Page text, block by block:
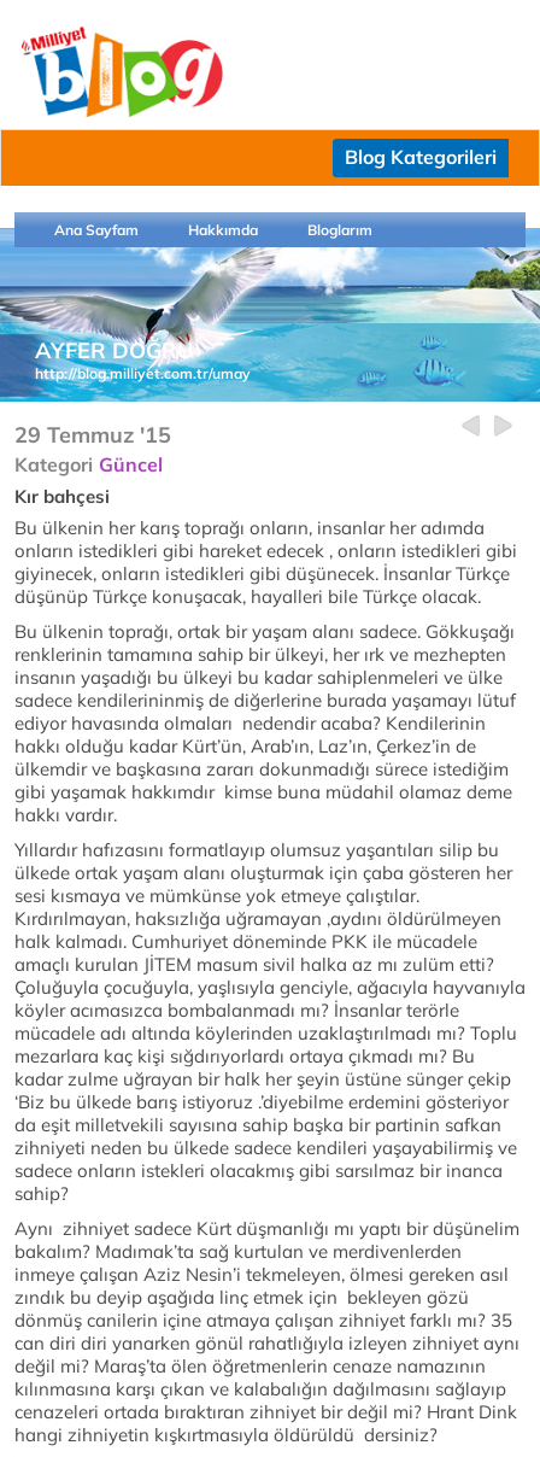
Blog Kategorileri
Ana Sayfam Hakkımda Bloglarım
AYFER DOĞRU
http://blog.milliyet.com.tr/umay
29 Temmuz '15
Kategori Güncel
Kır bahçesi
Bu ülkenin her karış toprağı onların, insanlar her adımda
onların istedikleri gibi hareket edecek , onların istedikleri gibi
giyinecek, onların istedikleri gibi düşünecek. İnsanlar Türkçe
düşünüp Türkçe konuşacak, hayalleri bile Türkçe olacak.
Bu ülkenin toprağı, ortak bir yaşam alanı sadece. Gökkuşağı
renklerinin tamamına sahip bir ülkeyi, her ırk ve mezhepten
insanın yaşadığı bu ülkeyi bu kadar sahiplenmeleri ve ülke
sadece kendilerininmiş de diğerlerine burada yaşamayı lütuf
ediyor havasında olmaları nedendir acaba? Kendilerinin
hakkı olduğu kadar Kürt’ün, Arab’ın, Laz’ın, Çerkez’in de
ülkemdir ve başkasına zararı dokunmadığı sürece istediğim
gibi yaşamak hakkımdır kimse buna müdahil olamaz deme
hakkı vardır.
Yıllardır hafızasını formatlayıp olumsuz yaşantıları silip bu
ülkede ortak yaşam alanı oluşturmak için çaba gösteren her
sesi kısmaya ve mümkünse yok etmeye çalıştılar.
Kırdırılmayan, haksızlığa uğramayan ,aydını öldürülmeyen
halk kalmadı. Cumhuriyet döneminde PKK ile mücadele
amaçlı kurulan JİTEM masum sivil halka az mı zulüm etti?
Çoluğuyla çocuğuyla, yaşlısıyla genciyle, ağacıyla hayvanıyla
köyler acımasızca bombalanmadı mı? İnsanlar terörle
mücadele adı altında köylerinden uzaklaştırılmadı mı? Toplu
mezarlara kaç kişi sığdırıyorlardı ortaya çıkmadı mı? Bu
kadar zulme uğrayan bir halk her şeyin üstüne sünger çekip
‘Biz bu ülkede barış istiyoruz .’diyebilme erdemini gösteriyor
da eşit milletvekili sayısına sahip başka bir partinin safkan
zihniyeti neden bu ülkede sadece kendileri yaşayabilirmiş ve
sadece onların istekleri olacakmış gibi sarsılmaz bir inanca
sahip?
Aynı zihniyet sadece Kürt düşmanlığı mı yaptı bir düşünelim
bakalım? Madımak’ta sağ kurtulan ve merdivenlerden
inmeye çalışan Aziz Nesin’i tekmeleyen, ölmesi gereken asıl
zındık bu deyip aşağıda linç etmek için bekleyen gözü
dönmüş canilerin içine atmaya çalışan zihniyet farklı mı? 35
can diri diri yanarken gönül rahatlığıyla izleyen zihniyet aynı
değil mi? Maraş’ta ölen öğretmenlerin cenaze namazının
kılınmasına karşı çıkan ve kalabalığın dağılmasını sağlayıp
cenazeleri ortada bıraktıran zihniyet bir değil mi? Hrant Dink
hangi zihniyetin kışkırtmasıyla öldürüldü dersiniz?